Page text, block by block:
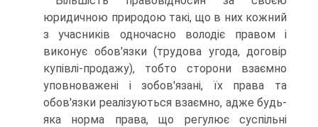
юридичною природою такі, що в них кожний
з учасників одночасно володіє правом і
виконує обов'язки (трудова угода, договір
купівлі-продажу), тобто сторони взаємно
уповноважені і зобов'язані, їх права та
обов'язки реалізуються взаємно, адже будь-
яка норма права, що регулює суспільні